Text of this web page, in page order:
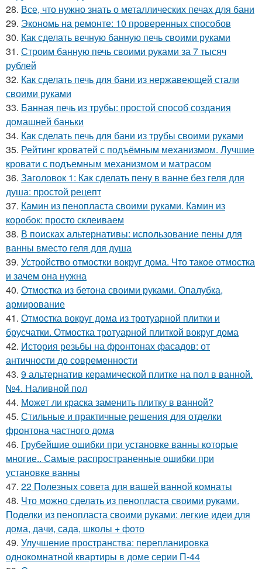
28. Все, что нужно знать о металлических печах для бани
29. Экономь на ремонте: 10 проверенных способов
30. Как сделать вечную банную печь своими руками
31. Строим банную печь своими руками за 7 тысяч
рублей
32. Как сделать печь для бани из нержавеющей стали
своими руками
33. Банная печь из трубы: простой способ создания
домашней баньки
34. Как сделать печь для бани из трубы своими руками
35. Рейтинг кроватей с подъёмным механизмом. Лучшие
кровати с подъемным механизмом и матрасом
36. Заголовок 1: Как сделать пену в ванне без геля для
душа: простой рецепт
37. Камин из пенопласта своими руками. Камин из
коробок: просто склеиваем
38. В поисках альтернативы: использование пены для
ванны вместо геля для душа
39. Устройство отмостки вокруг дома. Что такое отмостка
и зачем она нужна
40. Отмостка из бетона своими руками. Опалубка,
армирование
41. Отмостка вокруг дома из тротуарной плитки и
брусчатки. Отмостка тротуарной плиткой вокруг дома
42. История резьбы на фронтонах фасадов: от
античности до современности
43. 9 альтернатив керамической плитке на пол в ванной.
№4. Наливной пол
44. Может ли краска заменить плитку в ванной?
45. Стильные и практичные решения для отделки
фронтона частного дома
46. Грубейшие ошибки при установке ванны которые
многие.. Самые распространенные ошибки при
установке ванны
47. 22 Полезных совета для вашей ванной комнаты
48. Что можно сделать из пенопласта своими руками.
Поделки из пенопласта своими руками: легкие идеи для
дома, дачи, сада, школы + фото
49. Улучшение пространства: перепланировка
однокомнатной квартиры в доме серии П-44